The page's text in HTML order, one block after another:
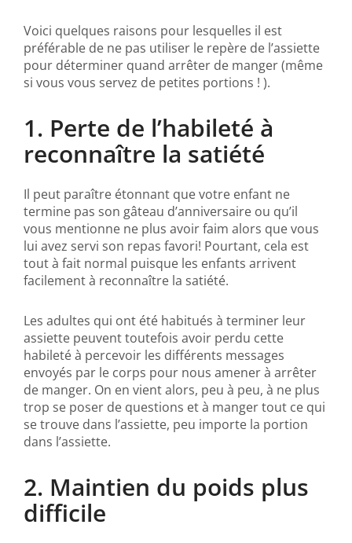
Voici quelques raisons pour lesquelles il est
préférable de ne pas utiliser le repère de l’assiette
pour déterminer quand arrêter de manger (même
si vous vous servez de petites portions ! ).
1. Perte de l’habileté à
reconnaître la satiété
Il peut paraître étonnant que votre enfant ne
termine pas son gâteau d’anniversaire ou qu’il
vous mentionne ne plus avoir faim alors que vous
lui avez servi son repas favori! Pourtant, cela est
tout à fait normal puisque les enfants arrivent
facilement à reconnaître la satiété.
Les adultes qui ont été habitués à terminer leur
assiette peuvent toutefois avoir perdu cette
habileté à percevoir les différents messages
envoyés par le corps pour nous amener à arrêter
de manger. On en vient alors, peu à peu, à ne plus
trop se poser de questions et à manger tout ce qui
se trouve dans l’assiette, peu importe la portion
dans l’assiette.
2. Maintien du poids plus
difficile